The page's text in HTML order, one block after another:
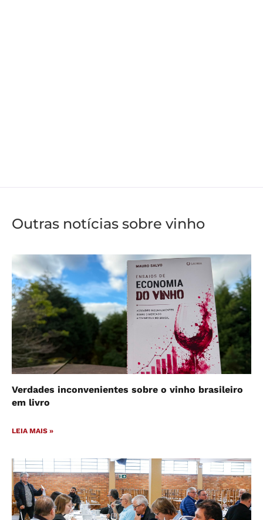
Outras notícias sobre vinho
Verdades inconvenientes sobre o vinho brasileiro
em livro
LEIA MAIS »